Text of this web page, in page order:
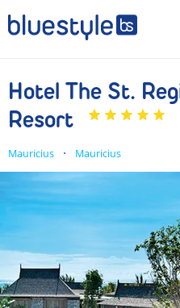
Hotel The St.
Resort
Mauricius Mauricius